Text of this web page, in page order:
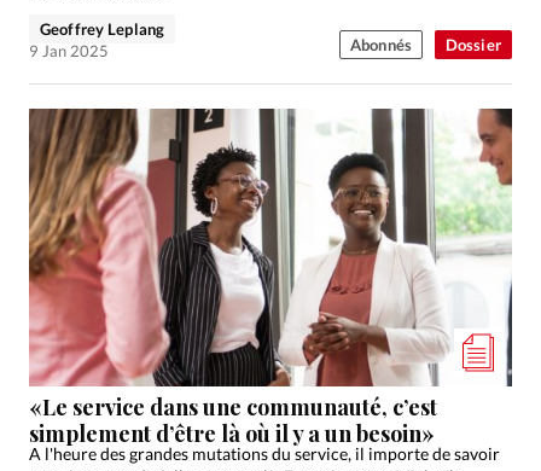
Dossier
Geoffrey Leplang
9 Jan 2025
Abonnés
«Le service dans une communauté, c’est
simplement d’être là où il y a un besoin»
A l'heure des grandes mutations du service, il importe de savoir